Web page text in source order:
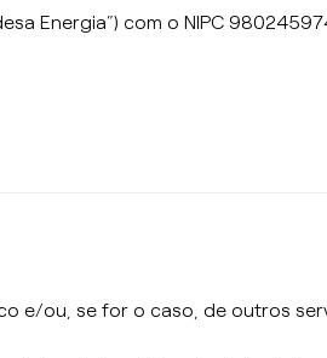
Energia”) com o NIPC
e/ou, se for o caso, de outros